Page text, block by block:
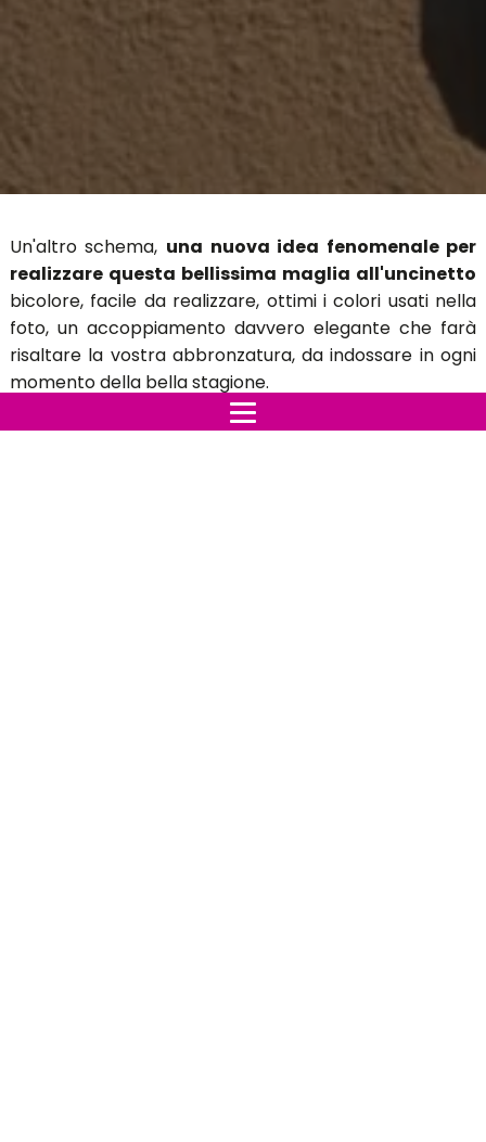
Un'altro schema, una nuova idea fenomenale per
realizzare questa bellissima maglia all'uncinetto
bicolore, facile da realizzare, ottimi i colori usati nella
foto, un accoppiamento davvero elegante che farà
risaltare la vostra abbronzatura, da indossare in ogni
momento della bella stagione.